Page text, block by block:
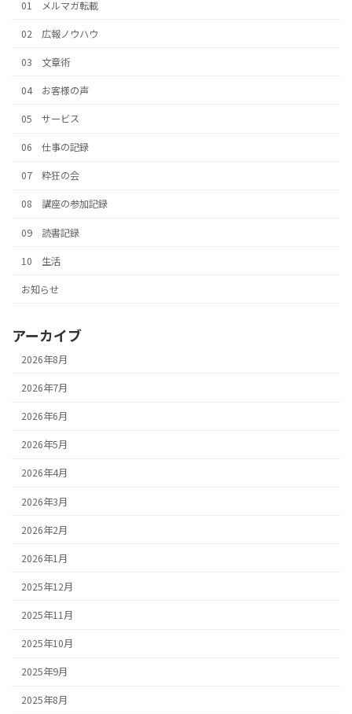
01 メルマガ転載
02 広報ノウハウ
03 文章術
04 お客様の声
05 サービス
06 仕事の記録
07 粋狂の会
08 講座の参加記録
09 読書記録
10 生活
お知らせ
アーカイブ
2026年8月
2026年7月
2026年6月
2026年5月
2026年4月
2026年3月
2026年2月
2026年1月
2025年12月
2025年11月
2025年10月
2025年9月
2025年8月